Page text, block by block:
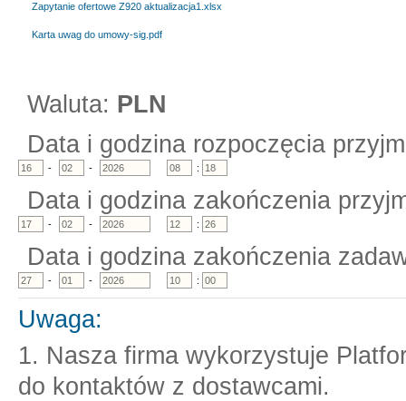
Zapytanie ofertowe Z920 aktualizacja1.xlsx
Karta uwag do umowy-sig.pdf
Waluta: PLN
Data i godzina rozpoczęcia
- - :
Data i godzina zakończenia
- - :
Data i godzina zakończenia
- - :
Uwaga:
1. Nasza firma wykorzystuje
do kontaktów z dostawcami.